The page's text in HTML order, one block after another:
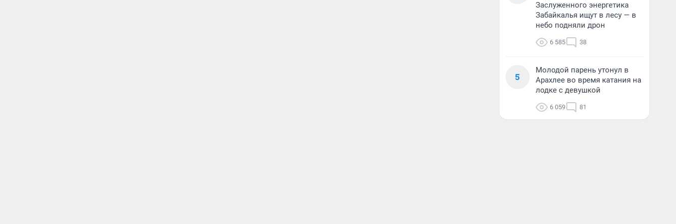
Заслуженного энергетика
Забайкалья ищут в лесу — в
небо подняли дрон
6 585 38
5
Молодой парень утонул в
Арахлее во время катания на
лодке с девушкой
6 059 81